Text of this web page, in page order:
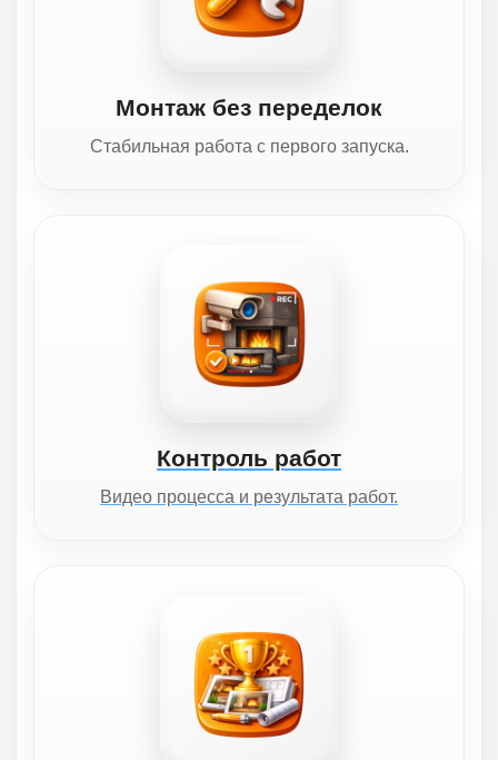
Монтаж без переделок
Стабильная работа с первого запуска.
Контроль работ
Видео процесса и результата работ.